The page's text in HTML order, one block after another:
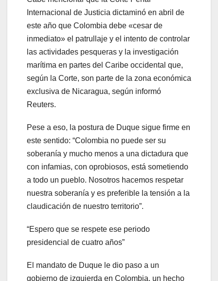
Internacional de Justicia dictaminó en abril de
este año que Colombia debe «cesar de
inmediato» el patrullaje y el intento de controlar
las actividades pesqueras y la investigación
marítima en partes del Caribe occidental que,
según la Corte, son parte de la zona económica
exclusiva de Nicaragua, según informó
Reuters.
Pese a eso, la postura de Duque sigue firme en
este sentido: “Colombia no puede ser su
soberanía y mucho menos a una dictadura que
con infamias, con oprobiosos, está sometiendo
a todo un pueblo. Nosotros hacemos respetar
nuestra soberanía y es preferible la tensión a la
claudicación de nuestro territorio”.
“Espero que se respete ese periodo
presidencial de cuatro años”
El mandato de Duque le dio paso a un
gobierno de izquierda en Colombia, un hecho